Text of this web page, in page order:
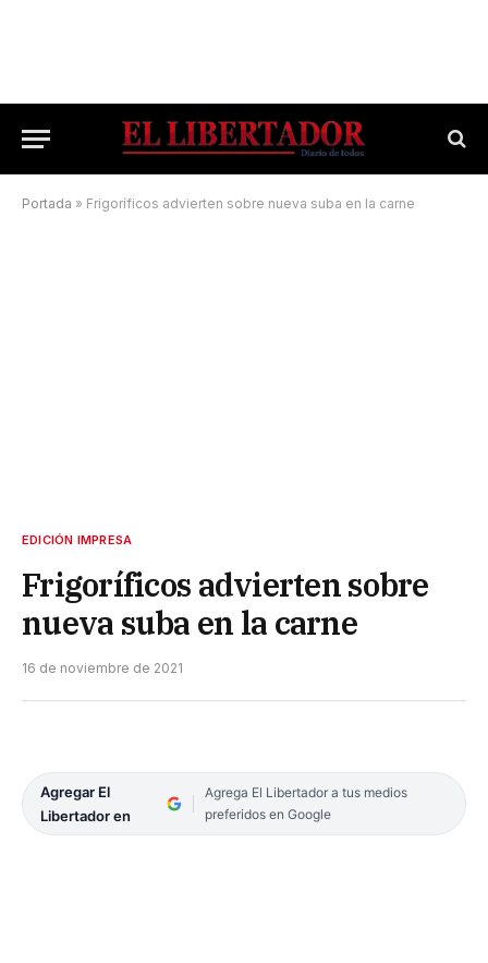
Portada » Frigoríficos advierten sobre nueva suba en la carne
EDICIÓN IMPRESA
Frigoríficos advierten sobre
nueva suba en la carne
16 de noviembre de 2021
Agregar El
Libertador en
Agrega El Libertador a tus medios
preferidos en Google